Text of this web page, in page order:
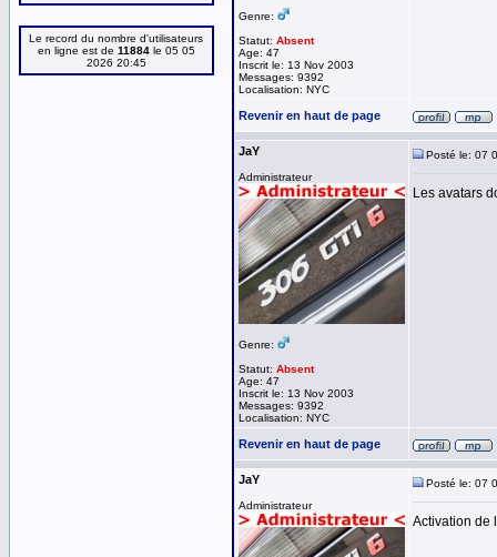
Le record du nombre d'utilisateurs
en ligne est de 11884 le 05 05
2026 20:45
Genre:
Statut: Absent
Age: 47
Inscrit le: 13 Nov 2003
Messages: 9392
Localisation: NYC
Revenir en haut de page
JaY
Administrateur
Genre:
Statut: Absent
Age: 47
Inscrit le: 13 Nov 2003
Messages: 9392
Localisation: NYC
Posté le: 07
Les avatars
Revenir en haut de page
JaY
Administrateur
Posté le: 07
Activation de